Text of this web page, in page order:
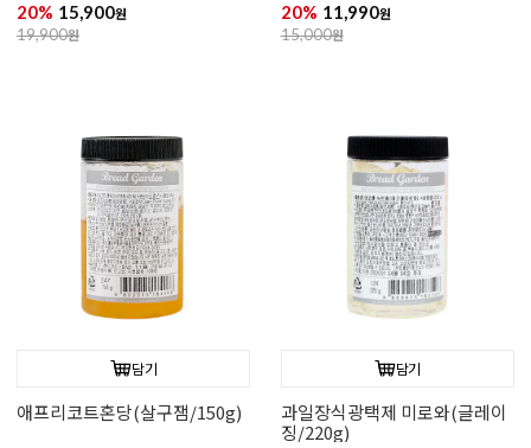
20% 15,900원
19,900원
20% 11,990원
15,000원
담기
애프리코트혼당(살구잼/150g)
담기
과일장식광택제 미로와(글레이
징/220g)